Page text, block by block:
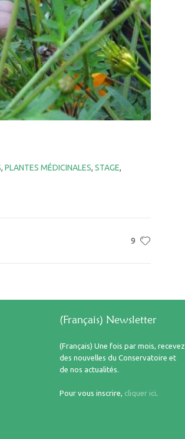
, PLANTES MÉDICINALES, STAGE,
9
(Français) Newsletter
(Français) Une fois par mois, recevez
des nouvelles du Conservatoire et
de nos actualités.
Pour vous inscrire, cliquer ici.